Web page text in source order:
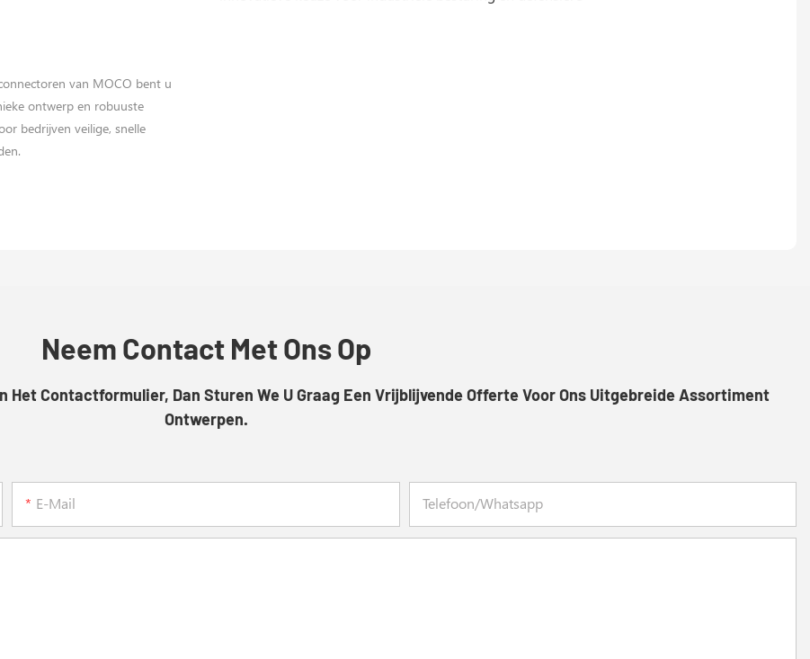
van MOCO bent u
ontwerp en robuuste
bedrijven veilige, snelle
Neem Contact Met Ons Op
Het Contactformulier, Dan Sturen We U Graag Een Vrijblijvende Offerte Voor Ons Uitgebreide Assortiment
Ontwerpen.
E-Mail Telefoon/whatsapp